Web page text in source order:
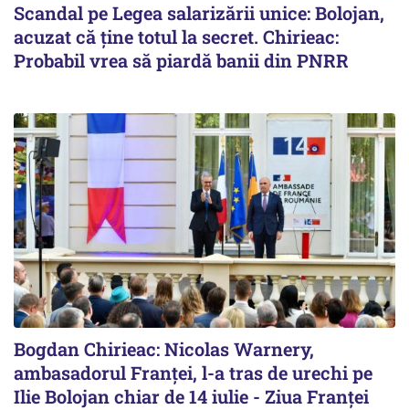
Scandal pe Legea salarizării unice: Bolojan,
acuzat că ține totul la secret. Chirieac:
Probabil vrea să piardă banii din PNRR
Bogdan Chirieac: Nicolas Warnery,
ambasadorul Franței, l-a tras de urechi pe
Ilie Bolojan chiar de 14 iulie - Ziua Franței